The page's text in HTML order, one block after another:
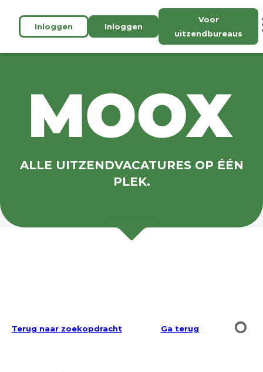
Inloggen Inloggen
Voor
uitzendbureaus
ALLE UITZENDVACATURES OP ÉÉN
PLEK.
Terug naar zoekopdracht Ga terug